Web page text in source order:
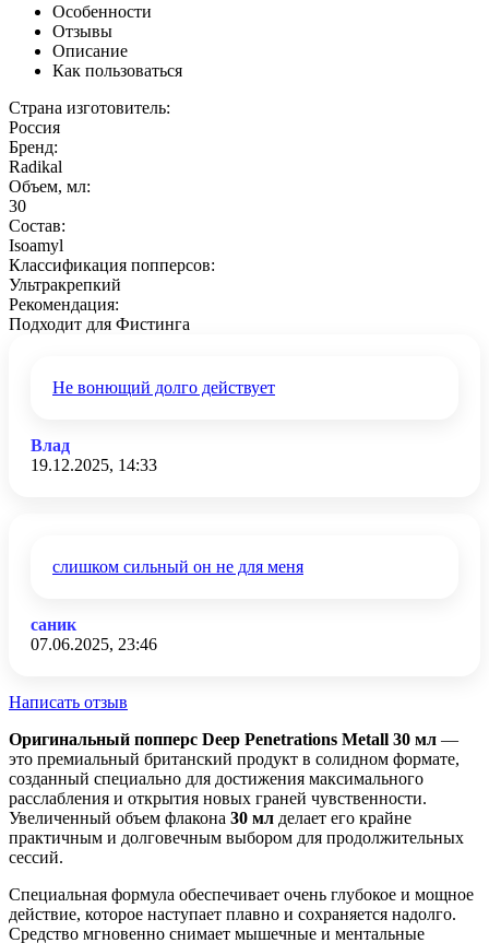
Особенности
Отзывы
Описание
Как пользоваться
Страна изготовитель:
Россия
Бренд:
Radikal
Объем, мл:
30
Состав:
Isoamyl
Классификация попперсов:
Ультракрепкий
Рекомендация:
Подходит для Фистинга
Не вонющий долго действует
Влад
19.12.2025, 14:33
слишком сильный он не для меня
саник
07.06.2025, 23:46
Написать отзыв
Оригинальный попперс Deep Penetrations Metall 30 мл —
это премиальный британский продукт в солидном формате,
созданный специально для достижения максимального
расслабления и открытия новых граней чувственности.
Увеличенный объем флакона 30 мл делает его крайне
практичным и долговечным выбором для продолжительных
сессий.
Специальная формула обеспечивает очень глубокое и мощное
действие, которое наступает плавно и сохраняется надолго.
Средство мгновенно снимает мышечные и ментальные